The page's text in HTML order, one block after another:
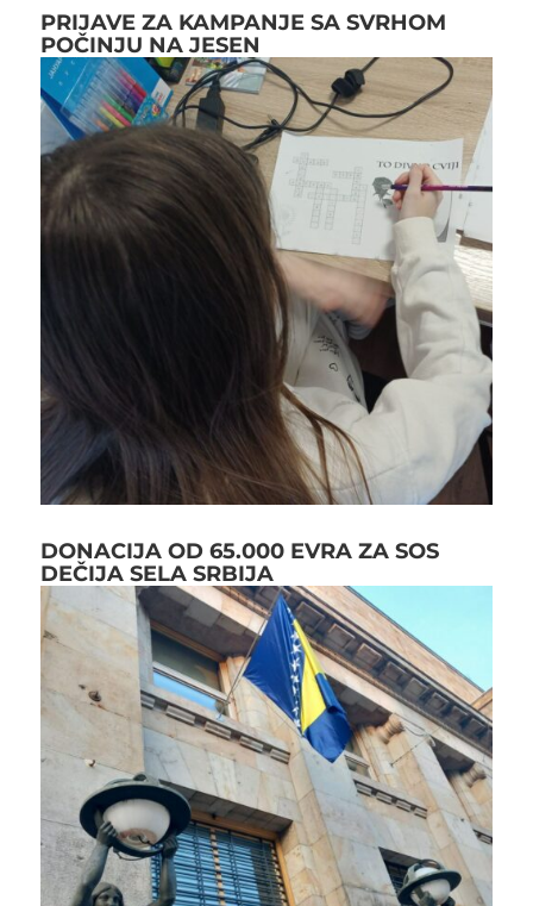
PRIJAVE ZA KAMPANJE SA SVRHOM
POČINJU NA JESEN
DONACIJA OD 65.000 EVRA ZA SOS
DEČIJA SELA SRBIJA